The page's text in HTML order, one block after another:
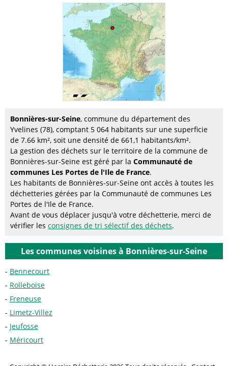
Bonnières-sur-Seine, commune du département des
Yvelines (78), comptant 5 064 habitants sur une superficie
de 7.66 km², soit une densité de 661,1 habitants/km².
La gestion des déchets sur le territoire de la commune de
Bonnières-sur-Seine est géré par la Communauté de
communes Les Portes de l'Ile de France.
Les habitants de Bonnières-sur-Seine ont accès à toutes les
déchetteries gérées par la Communauté de communes Les
Portes de l'Ile de France.
Avant de vous déplacer jusqu'à votre déchetterie, merci de
vérifier les consignes de tri sélectif des déchets.
Les communes voisines à Bonnières-sur-Seine
Bennecourt
Rolleboise
Freneuse
Limetz-Villez
Jeufosse
Méricourt